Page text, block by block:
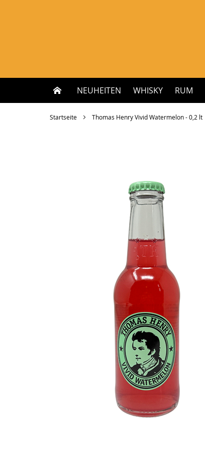
NEUHEITEN WHISKY RUM
Startseite Thomas Henry Vivid Watermelon - 0,2 lt